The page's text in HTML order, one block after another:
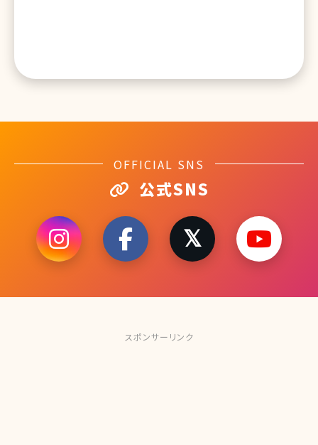
OFFICIAL SNS
公式SNS
スポンサーリンク